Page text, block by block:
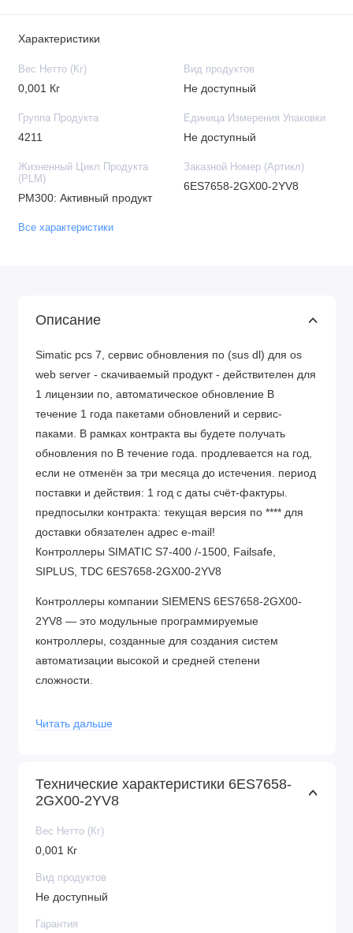
Характеристики
Вес Нетто (Кг)
0,001 Кг
Вид продуктов
Не доступный
Группа Продукта
4211
Единица Измерения Упаковки
Не доступный
Жизненный Цикл Продукта
(PLM)
PM300: Активный продукт
Заказной Номер (Артикл)
6ES7658-2GX00-2YV8
Все характеристики
Описание
Simatic pcs 7, сервис обновления по (sus dl) для os
web server - скачиваемый продукт - действителен для
1 лицензии по, автоматическое обновление В
течение 1 года пакетами обновлений и сервис-
паками. В рамках контракта вы будете получать
обновления по В течение года. продлевается на год,
если не отменён за три месяца до истечения. период
поставки и действия: 1 год с даты счёт-фактуры.
предпосылки контракта: текущая версия по **** для
доставки обязателен адрес e-mail!
Контроллеры SIMATIC S7-400 /-1500, Failsafe,
SIPLUS, TDC 6ES7658-2GX00-2YV8
Контроллеры компании SIEMENS 6ES7658-2GX00-
2YV8 — это модульные программируемые
контроллеры, созданные для создания систем
автоматизации высокой и средней степени
сложности.
Блочное строение, гарантирующее
разнообразный спектр программирования;
Уровень напряжения питания устройства: 24 V;
Огромное количество встроенных
возможностей.
Модульная конструкция контроллера SIEMENS
Читать дальше
Технические характеристики 6ES7658-
2GX00-2YV8
Вес Нетто (Кг)
0,001 Кг
Вид продуктов
Не доступный
Гарантия